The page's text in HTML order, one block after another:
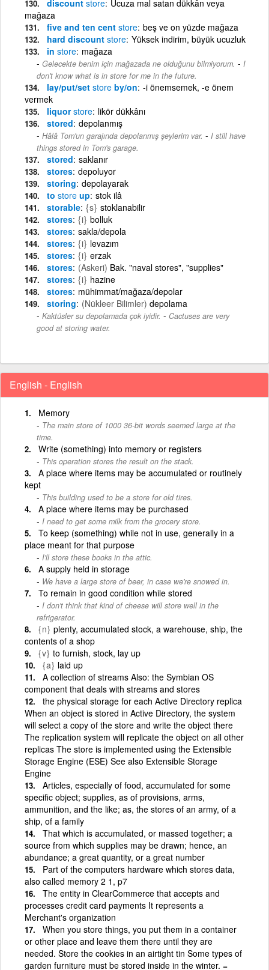
discount store Ucuza mal satan dükkân veya
mağaza
five and ten cent store beş ve on yüzde mağaza
hard discount store Yüksek indirim, büyük ucuzluk
in store mağaza
Gelecekte benim için mağazada ne olduğunu bilmiyorum. - I
don't know what is in store for me in the future.
lay/put/set store by/on -i önemsemek, -e önem
vermek
liquorstore likör dükkânı
stored depolanmış
Hâlâ Tom'un garajında depolanmış şeylerim var. - I still have
things stored in Tom's garage.
stored saklanır
stores depoluyor
storing depolayarak
to store up stok ilâ
storable {s} stoklanabilir
stores {i} bolluk
stores sakla/depola
stores {i} levazım
stores {i} erzak
stores (Askeri) Bak. "naval stores", "supplies"
stores {i} hazine
stores mühimmat/mağaza/depolar
storing (Nükleer Bilimler) depolama
Kaktüsler su depolamada çok iyidir. - Cactuses are very
good at storing water.
English - English
Memory
The main store of 1000 36-bit words seemed large at the
time.
Write (something) into memory or registers
This operation stores the result on the stack.
A place where items may be accumulated or routinely
kept
This building used to be a store for old tires.
A place where items may be purchased
I need to get some milk from the grocery store.
To keep (something) while not in use, generally in a
place meant for that purpose
I'll store these books in the attic.
A supply held in storage
We have a large store of beer, in case we're snowed in.
To remain in good condition while stored
I don't think that kind of cheese will store well in the
refrigerator.
{n} plenty, accumulated stock, a warehouse, ship, the
contents of a shop
{v} to furnish, stock, lay up
{a} laid up
A collection of streams Also: the Symbian OS
component that deals with streams and stores
the physical storage for each Active Directory replica
When an object is stored in Active Directory, the system
will select a copy of the store and write the object there
The replication system will replicate the object on all other
replicas The store is implemented using the Extensible
Storage Engine (ESE) See also Extensible Storage
Engine
Articles, especially of food, accumulated for some
specific object; supplies, as of provisions, arms,
ammunition, and the like; as, the stores of an army, of a
ship, of a family
That which is accumulated, or massed together; a
source from which supplies may be drawn; hence, an
abundance; a great quantity, or a great number
Part of the computers hardware which stores data,
also called memory 2 1, p7
The entity in ClearCommerce that accepts and
processes credit card payments It represents a
Merchant's organization
When you store things, you put them in a container
or other place and leave them there until they are
needed. Store the cookies in an airtight tin Some types of
garden furniture must be stored inside in the winter. =